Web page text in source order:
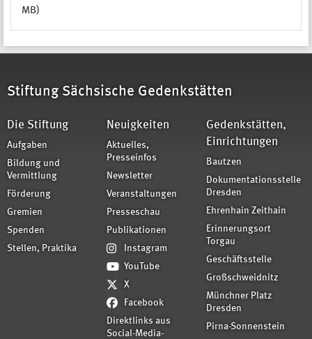
MB)
Stiftung Sächsische Gedenkstätten
Die Stiftung
Aufgaben
Bildung und
Vermittlung
Förderung
Gremien
Spenden
Stellen, Praktika
Neuigkeiten
Aktuelles,
Presseinfos
Newsletter
Veranstaltungen
Presseschau
Publikationen
Instagram
YouTube
X
Facebook
Direktlinks aus
Social-Media-
Gedenkstätten,
Einrichtungen
Bautzen
Dokumentationsstelle
Dresden
Ehrenhain Zeithain
Erinnerungsort
Torgau
Geschäftsstelle
Großschweidnitz
Münchner Platz
Dresden
Pirna-Sonnenstein